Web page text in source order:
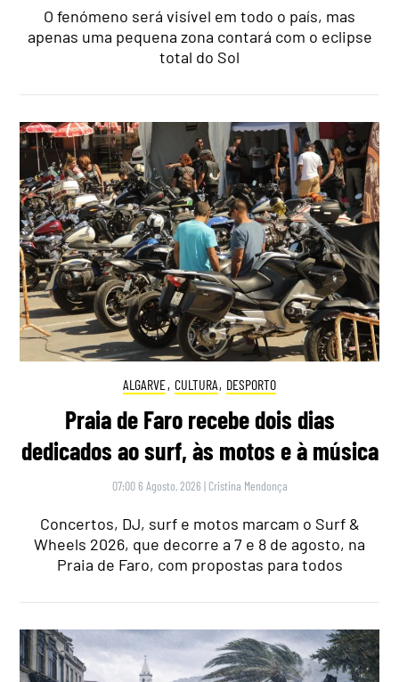
O fenómeno será visível em todo o país, mas
apenas uma pequena zona contará com o eclipse
total do Sol
ALGARVE, CULTURA, DESPORTO
Praia de Faro recebe dois dias
dedicados ao surf, às motos e à música
07:00 6 Agosto, 2026 | Cristina Mendonça
Concertos, DJ, surf e motos marcam o Surf &
Wheels 2026, que decorre a 7 e 8 de agosto, na
Praia de Faro, com propostas para todos